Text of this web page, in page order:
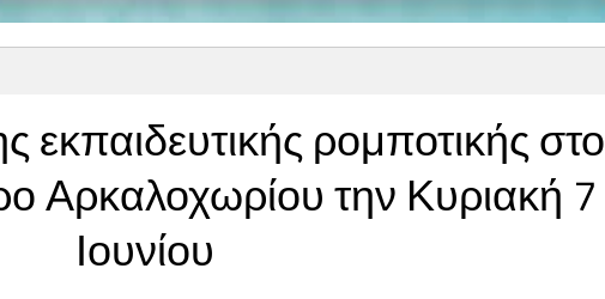
εκπαιδευτικής ρομποτικής στο
Αρκαλοχωρίου την Κυριακή 7
Ιουνίου